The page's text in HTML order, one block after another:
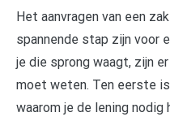
Het aanvragen van een
spannende stap zijn voor
je die sprong waagt, zijn
moet weten. Ten eerste
waarom je de lening